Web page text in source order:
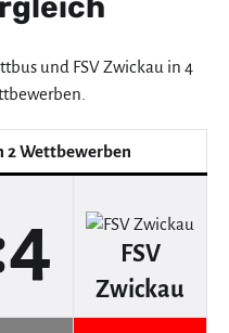
und FSV Zwickau in 4
2 Wettbewerben
FSV
Zwickau